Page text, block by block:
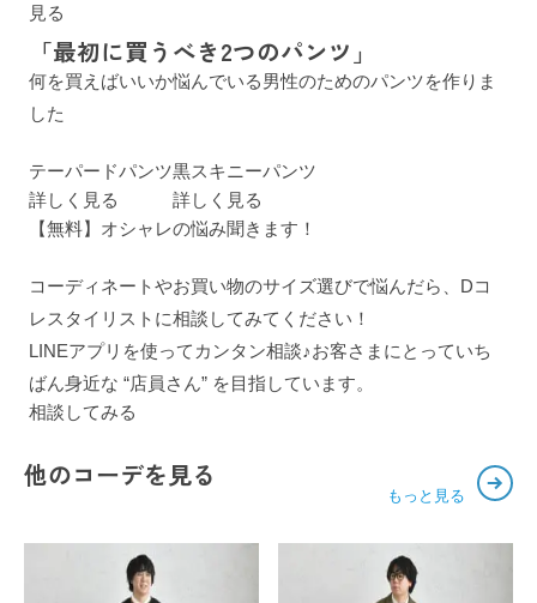
見る
「最初に買うべき2つのパンツ」
何を買えばいいか悩んでいる男性のためのパンツを作りま
した
テーパードパンツ
詳しく見る
黒スキニーパンツ
詳しく見る
【無料】オシャレの悩み聞きます！
コーディネートやお買い物のサイズ選びで悩んだら、Dコ
レスタイリストに相談してみてください！
LINEアプリを使ってカンタン相談♪お客さまにとっていち
ばん身近な “店員さん” を目指しています。
相談してみる
他のコーデを見る
もっと見る